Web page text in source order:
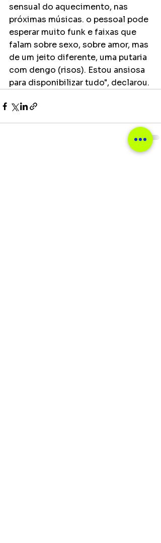
sensual do aquecimento, nas
próximas músicas. o pessoal pode
esperar muito funk e faixas que
falam sobre sexo, sobre amor, mas
de um jeito diferente, uma putaria
com dengo (risos). Estou ansiosa
para disponibilizar tudo", declarou.